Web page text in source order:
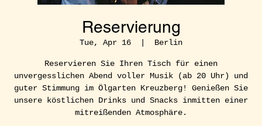
Reservierung
Tue, Apr 16
  |
Berlin
Reservieren Sie Ihren Tisch für einen
unvergesslichen Abend voller Musik (ab 20 Uhr) und
guter Stimmung im Ölgarten Kreuzberg! Genießen Sie
unsere köstlichen Drinks und Snacks inmitten einer
mitreißenden Atmosphäre.